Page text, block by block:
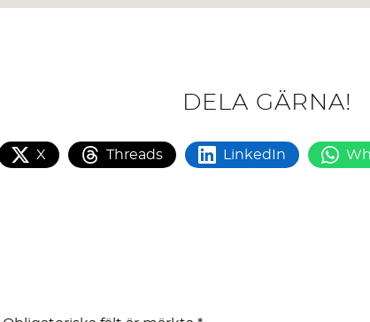
DELA GÄRNA!
X Threads LinkedIn